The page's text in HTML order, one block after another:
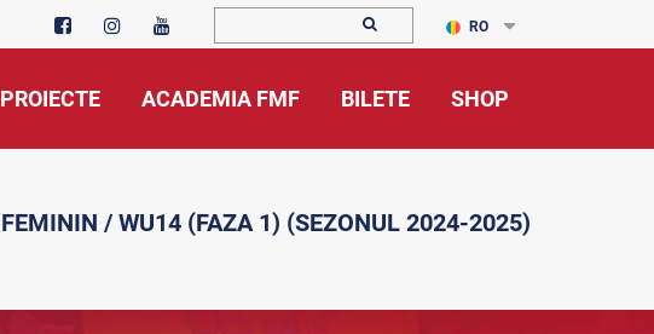
RO
PROIECTE ACADEMIA FMF BILETE SHOP
FEMININ / WU14 (FAZA 1) (SEZONUL 2024-2025)